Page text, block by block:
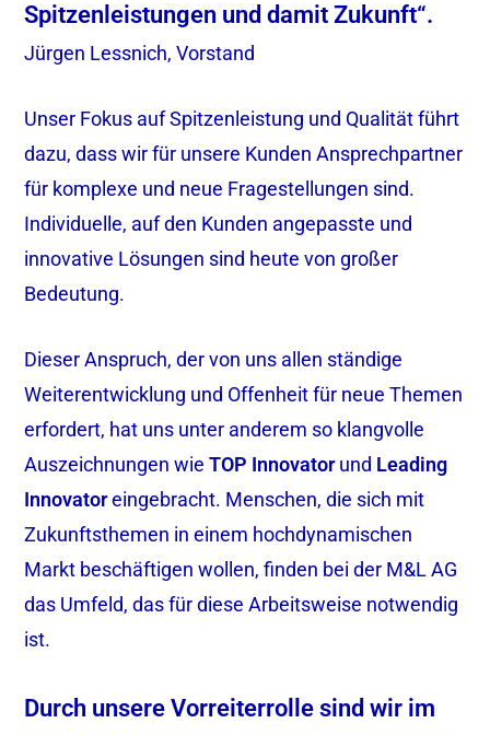
Spitzenleistungen und damit Zukunft“.
Jürgen Lessnich, Vorstand
Unser Fokus auf Spitzenleistung und Qualität führt
dazu, dass wir für unsere Kunden Ansprechpartner
für komplexe und neue Fragestellungen sind.
Individuelle, auf den Kunden angepasste und
innovative Lösungen sind heute von großer
Bedeutung.
Dieser Anspruch, der von uns allen ständige
Weiterentwicklung und Offenheit für neue Themen
erfordert, hat uns unter anderem so klangvolle
Auszeichnungen wieTOP Innovatorund Leading
Innovatoreingebracht. Menschen, die sich mit
Zukunftsthemen in einem hochdynamischen
Markt beschäftigen wollen, finden bei der M&L AG
das Umfeld, das für diese Arbeitsweise notwendig
ist.
Durch unsere Vorreiterrolle sind wir im